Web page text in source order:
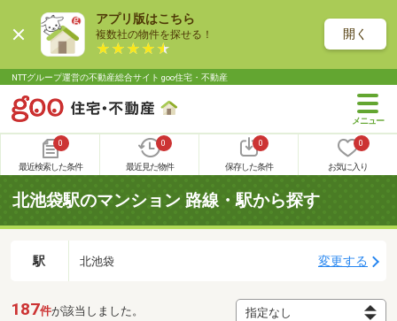
アプリ版はこちら
複数社の物件を探せる！ 開く
NTTグループ運営の不動産総合サイト goo住宅・不動産
0
最近検索した条件
0
最近見た物件
0
保存した条件
0
お気に入り
北池袋駅のマンション 路線・駅から探す
駅 北池袋 変更する
187件が該当しました。